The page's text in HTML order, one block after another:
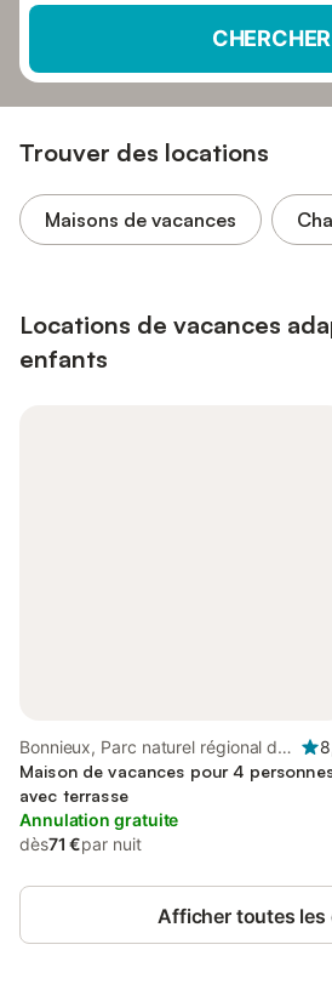
CHERCHER
Trouver des locations
Maisons de vacances
Locations de vacances
enfants
Bonnieux, Parc naturel régional du
Luberon
Maison de vacances pour 4
avec terrasse
Annulation gratuite
dès71 €par nuit
Afficher toutes les